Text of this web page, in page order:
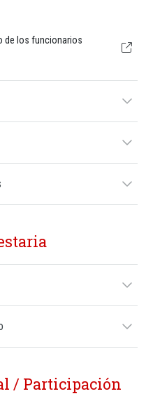
de los funcionarios
/ Participación